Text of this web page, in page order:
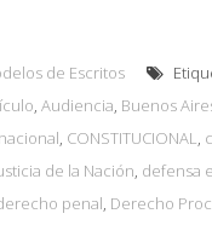
de Escritos
, Audiencia, Buenos
, CONSTITUCIONAL,
de la Nación, defensa
penal, Derecho